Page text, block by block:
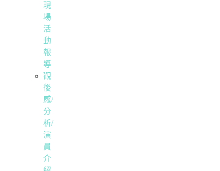
現
場
活
動
報
導
觀
後
感/
分
析/
演
員
介